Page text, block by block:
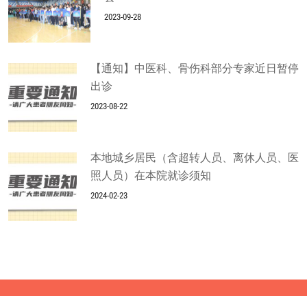
2023-09-28
【通知】中医科、骨伤科部分专家近日暂停
出诊
2023-08-22
本地城乡居民（含超转人员、离休人员、医
照人员）在本院就诊须知
2024-02-23